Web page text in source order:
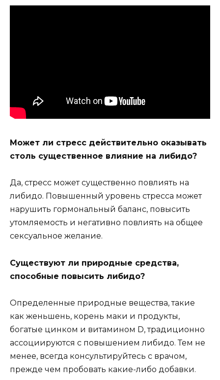
Может ли стресс действительно оказывать
столь существенное влияние на либидо?
Да, стресс может существенно повлиять на
либидо. Повышенный уровень стресса может
нарушить гормональный баланс, повысить
утомляемость и негативно повлиять на общее
сексуальное желание.
Существуют ли природные средства,
способные повысить либидо?
Определенные природные вещества, такие
как женьшень, корень маки и продукты,
богатые цинком и витамином D, традиционно
ассоциируются с повышением либидо. Тем не
менее, всегда консультируйтесь с врачом,
прежде чем пробовать какие-либо добавки.